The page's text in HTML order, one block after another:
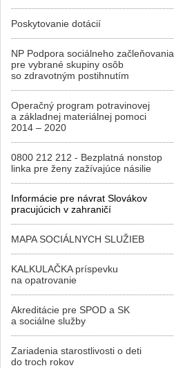
Poskytovanie dotácií
NP Podpora sociálneho začleňovania
pre vybrané skupiny osôb
so zdravotným postihnutím
Operačný program potravinovej
a základnej materiálnej pomoci
2014 – 2020
0800 212 212 - Bezplatná nonstop
linka pre ženy zažívajúce násilie
Informácie pre návrat Slovákov
pracujúcich v zahraničí
MAPA SOCIÁLNYCH SLUŽIEB
KALKULAČKA príspevku
na opatrovanie
Akreditácie pre SPOD a SK
a sociálne služby
Zariadenia starostlivosti o deti
do troch rokov